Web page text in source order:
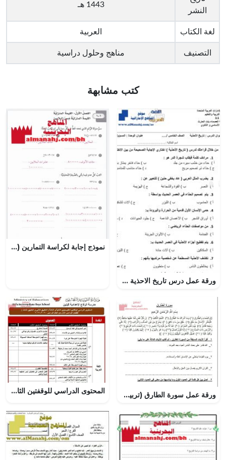
النشر
1443 هـ
لغة الكتاب العربية
التصنيف مناهج وحلول دراسية
كتب مشابهة
ورقة عمل درس تاريخ الاحذية لغة عربية, (لغة عربية) الخامس
نموذج إجابة لكراسة التمارين (رياضيات) الخامس
ورقة عمل سورة الطارق (تربية اسلامية) الثالث المحتوى الدراسي للوقفتين الثانية والثالثة (التطبيق الثاني والثالث)